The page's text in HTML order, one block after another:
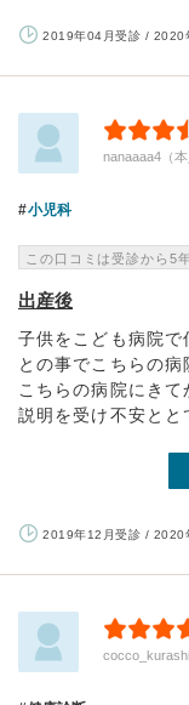
2019年04月受診 / 2020
nanaaaa4（
小児科
この口コミは受診から5
出産後
子供をこども病院
との事でこちらの病
こちらの病院にきて
説明を受け不安とと
2019年12月受診 / 2020